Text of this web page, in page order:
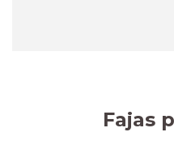
Fajas